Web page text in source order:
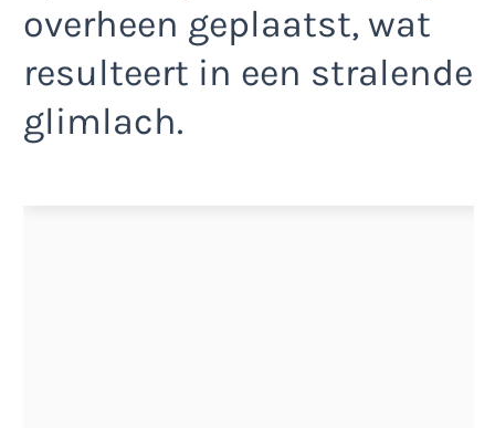
overheen geplaatst, wat
resulteert in een stralende
glimlach.